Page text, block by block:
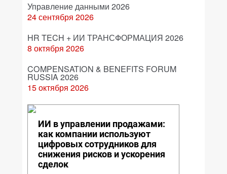
Управление данными 2026
24 сентября 2026
HR TECH + ИИ ТРАНСФОРМАЦИЯ 2026
8 октября 2026
COMPENSATION & BENEFITS FORUM
RUSSIA 2026
15 октября 2026
ИИ в управлении продажами:
как компании используют
цифровых сотрудников для
снижения рисков и ускорения
сделок